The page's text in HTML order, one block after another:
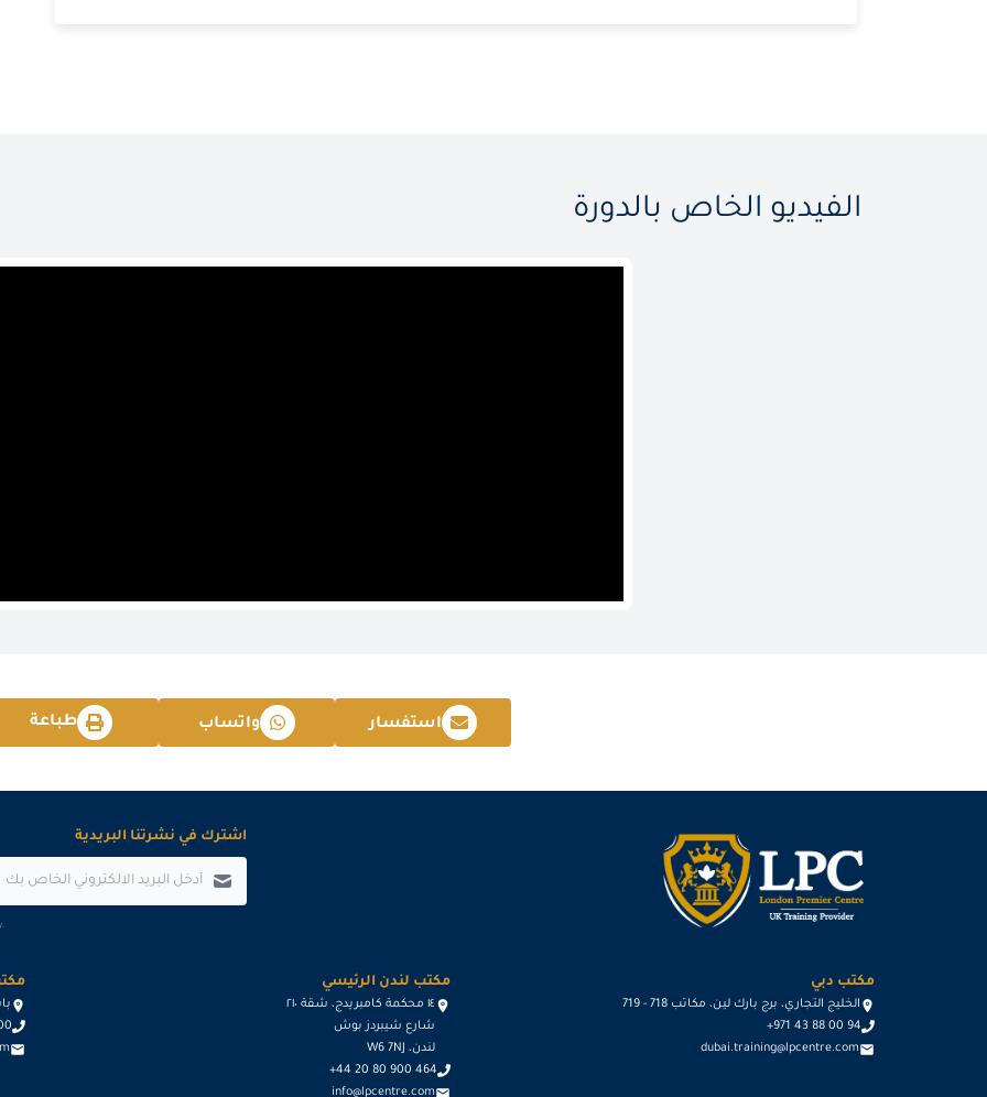
الفيديو الخاص بالدورة
استفسار واتساب طباعة
اشترك في نشرتنا البريدية
مكتب دبي
الخليج التجاري، برج بارك لين، مكاتب 718 - 719
+971 43 88 00 94
dubai.training@lpcentre.com
مكتب لندن الرئيسي
١٤ محكمة كامبريدج، شقة ٢١٠
شارع شيبردز بوش
لندن، W6 7NJ
+44 20 80 900 464
info@lpcentre.com